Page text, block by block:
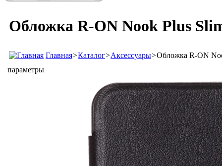
Обложка R-ON Nook Plus
Главная>Каталог>Аксессуары>Обложка R-ON
параметры